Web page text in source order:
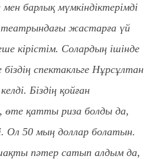
мен барлық мүмкіндіктерімді
театрындағы жастарға үй
кірістім. Солардың ішінде
спектакльге Нұрсұлтан
Біздің қойған
өте қатты риза болды да,
Ол 50 мың доллар болатын.
пәтер сатып алдым да,